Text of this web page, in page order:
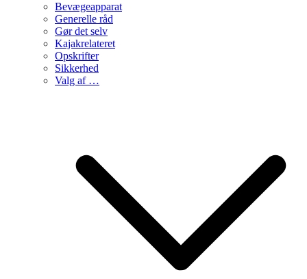
Bevægeapparat
Generelle råd
Gør det selv
Kajakrelateret
Opskrifter
Sikkerhed
Valg af …